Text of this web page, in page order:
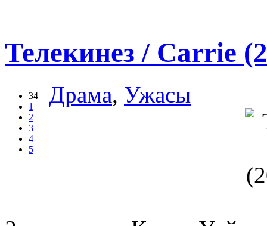
Телекинез / Carrie
34
1
2
3
4
5
Драма, Ужасы